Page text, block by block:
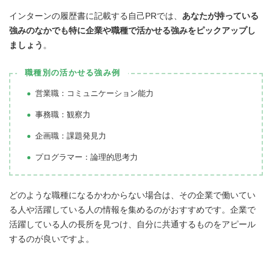
インターンの履歴書に記載する自己PRでは、 あなたが持っている
強みのなかでも特に企業や職種で活かせる強みをピックアップし
ましょう 。
職種別の活かせる強み例
営業職：コミュニケーション能力
事務職：観察力
企画職：課題発見力
プログラマー：論理的思考力
どのような職種になるかわからない場合は、その企業で働いてい
る人や活躍している人の情報を集めるのがおすすめです。企業で
活躍している人の長所を見つけ、自分に共通するものをアピール
するのが良いですよ。